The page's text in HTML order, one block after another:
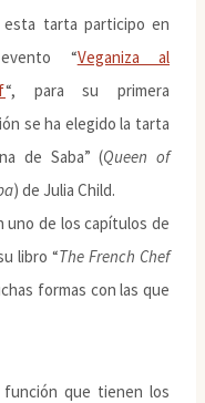
esta tarta participo en
“Veganiza al
“, para su primera
se ha elegido la tarta
de Saba” (Queen of
) de Julia Child.
uno de los capítulos de
libro “The French Chef
formas con las que
función que tienen los